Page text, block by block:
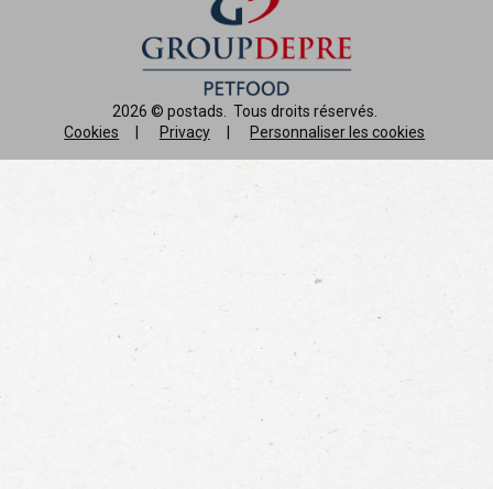
2026 © postads
Tous droits réservés.
Cookies
Privacy Personnaliser les cookies